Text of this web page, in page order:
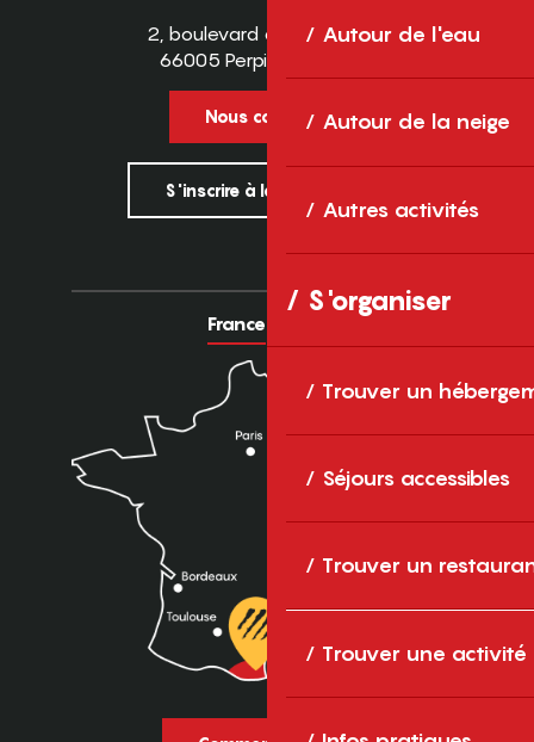
Autour de l'eau
Autour de la neige
Autres activités
S'organiser
Trouver un
Séjours accessibles
Trouver un
Trouver une activité
2, boulevard des Pyrénées
66005 Perpignan Cedex
Nous contacter
S'inscrire à la newsletter
France